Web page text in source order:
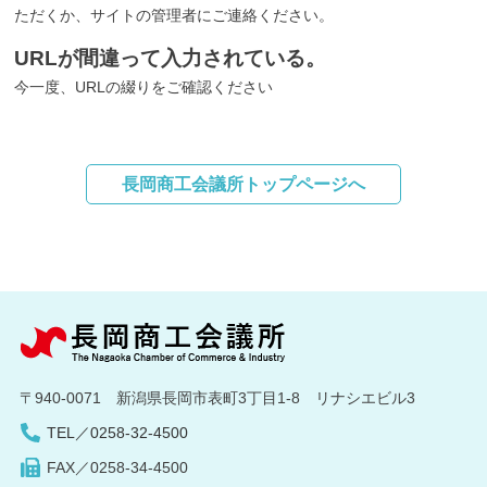
ただくか、サイトの管理者にご連絡ください。
URLが間違って入力されている。
今一度、URLの綴りをご確認ください
長岡商工会議所トップページへ
〒940-0071 新潟県長岡市表町3丁目1-8 リナシエビル3
TEL／0258-32-4500
FAX／0258-34-4500